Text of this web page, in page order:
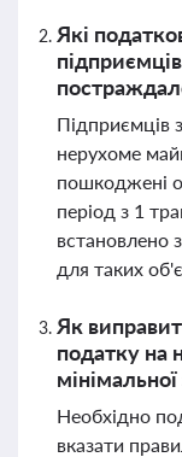
Які
Підприємців
нерухоме
пошкоджені
період з 1
встановлено
для таких
Як
податку на
Необхідно
вказати